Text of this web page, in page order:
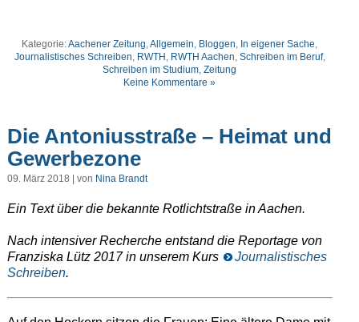
Kategorie:Aachener Zeitung ,Allgemein Bloggen In eigener Sache
Journalistisches Schreiben RWTH RWTH Aachen Schreiben im Beruf,
Schreiben im Studium ,Zeitung
Keine Kommentare »
Die Antoniusstraße – Heimat und
Gewerbezone
09. März 2018 | von Nina Brandt
Ein Text über die bekannte Rotlichtstraße in Aachen.
Nach intensiver Recherche entstand die Reportage von
Franziska Lütz 2017 in unserem Kurs
Journalistisches
Schreiben.